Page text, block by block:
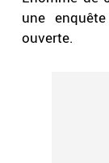
une
ouverte.